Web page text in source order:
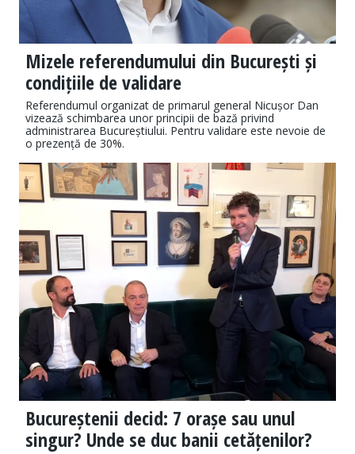
Mizele referendumului din București și
condițiile de validare
Referendumul organizat de primarul general Nicușor Dan
vizează schimbarea unor principii de bază privind
administrarea Bucureștiului. Pentru validare este nevoie de
o prezență de 30%.
Bucureștenii decid: 7 orașe sau unul
singur? Unde se duc banii cetățenilor?